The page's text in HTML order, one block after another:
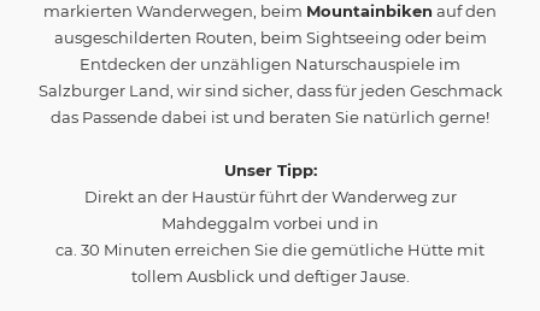
markierten Wanderwegen, beim Mountainbiken auf den
ausgeschilderten Routen, beim Sightseeing oder beim
Entdecken der unzähligen Naturschauspiele im
Salzburger Land, wir sind sicher, dass für jeden Geschmack
das Passende dabei ist und beraten Sie natürlich gerne!
Unser Tipp:
Direkt an der Haustür führt der Wanderweg zur
Mahdeggalm vorbei und in
ca. 30 Minuten erreichen Sie die gemütliche Hütte mit
tollem Ausblick und deftiger Jause.